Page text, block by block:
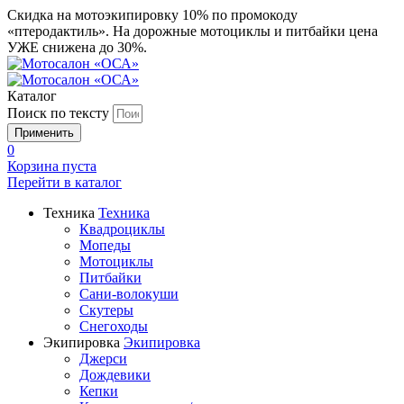
Скидка на мотоэкипировку 10% по промокоду
«птеродактиль». На дорожные мотоциклы и питбайки цена
УЖЕ снижена до 30%.
Каталог
Поиск по тексту
0
Корзина пуста
Перейти в каталог
Техника Техника
Квадроциклы
Мопеды
Мотоциклы
Питбайки
Сани-волокуши
Скутеры
Снегоходы
Экипировка Экипировка
Джерси
Дождевики
Кепки